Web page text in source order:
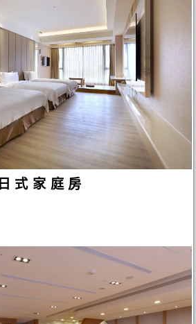
日式家庭房